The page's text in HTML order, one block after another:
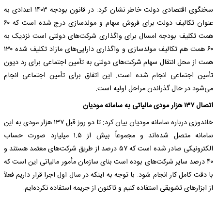
سخنگوی اقتصادی دولت خاطر نشان کرد: در قانون بودجه ۱۴۰۳ اعدادی به
عنوان تکالیف دولت برای فروش سهام و مولدسازی درج شده است که ۶۰
همت تکلیف بودجه امسال برای واگذاری شرکت‌های دولتی است نزدیک به
۶۰ همت هم تکالیف مولدسازی و واگذاری دارایی‌های مازاد تکلیف شده ۱۳۰
همت از محل انتقال سهام شرکت‌های دولتی به تأمین اجتماعی برای رد دیون
تأمین اجتماعی انجام شده است. این اتفاق برای تأمین اجتماعی انجام
می‌شود در حال گذراندن مراحل اولیه است.
اتصال ۱۳۷ هزار مودی مالیاتی به سامانه مودیان
خاندوزی درباره سامانه مودیان بیان کرد: تا دو روز قبل ۱۳۷ هزار مودی به این
سامانه متصل شده‌اند و مجموعاً بیش از ۱.۵ میلیارد صورت حساب
الکترونیکی صادر شده است که ۵۷ درصد از طریق شرکت‌های معتمد هستند و
۴۰ درصد سایر شرکت‌های بوده است بنای سازمان مأمور مالیاتی این است که
با دقت کامل کار انجام شود. با توجه به اینکه در سال اول اجرا قرار داریم فعلاً
از ابزارهای تشویقی استفاده کنیم و تاکنون از جریمه استفاده نکرده‌ایم.